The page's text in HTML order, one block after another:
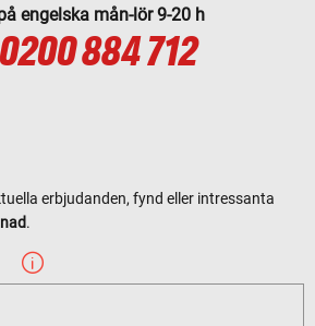
engelska mån-lör 9-20 h
0200 884 712
erbjudanden, fynd eller intressanta
.